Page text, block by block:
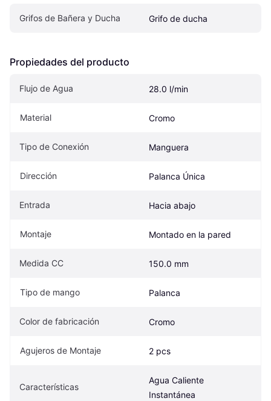
Grifos de Bañera y Ducha Grifo de ducha
Propiedades del producto
Flujo de Agua 28.0 l/min
Material Cromo
Tipo de Conexión Manguera
Dirección Palanca Única
Entrada Hacia abajo
Montaje Montado en la pared
Medida CC 150.0 mm
Tipo de mango Palanca
Color de fabricación Cromo
Agujeros de Montaje 2 pcs
Características
Agua Caliente
Instantánea